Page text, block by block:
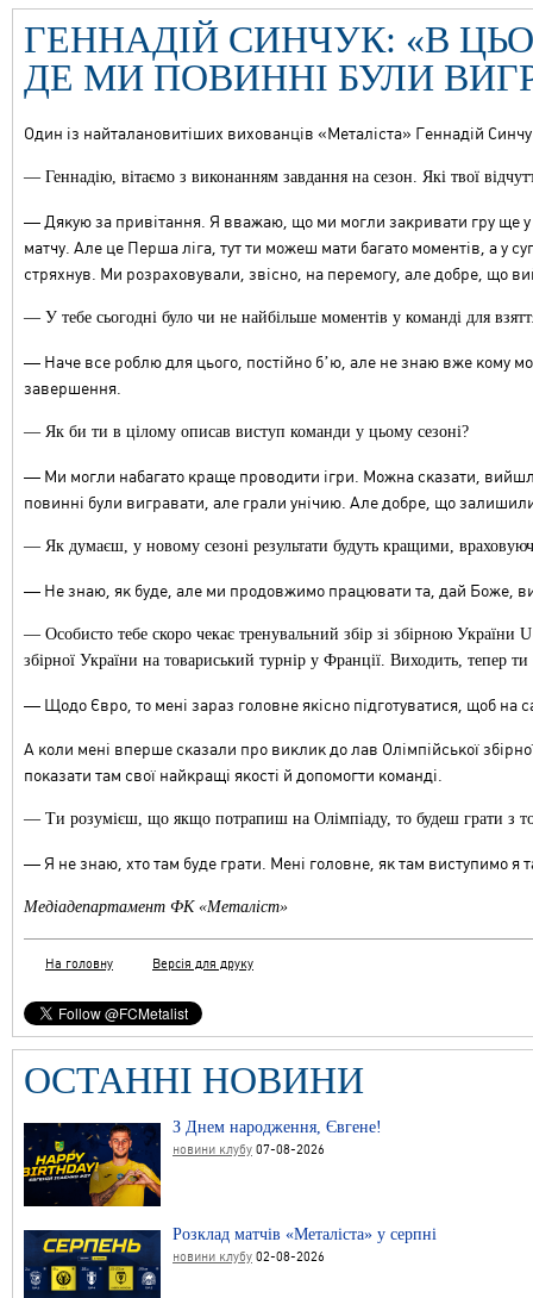
ГЕННАДІЙ СИНЧУК: «В
ДЕ МИ ПОВИННІ БУЛИ
Один із найталановитіших вихованців «Металіста» Геннадій
— Геннадію, вітаємо з виконанням завдання на сезон. Які твої
— Дякую за привітання. Я вважаю, що ми могли закривати гру ще
матчу. Але це Перша ліга, тут ти можеш мати багато моментів, а у
стряхнув. Ми розраховували, звісно, на перемогу, але добре, що
— У тебе сьогодні було чи не найбільше моментів у команді для
— Наче все роблю для цього, постійно бʼю, але не знаю вже кому
завершення.
— Як би ти в цілому описав виступ команди у цьому сезоні?
— Ми могли набагато краще проводити ігри. Можна сказати,
повинні були вигравати, але грали унічию. Але добре, що
— Як думаєш, у новому сезоні результати будуть кращими,
— Не знаю, як буде, але ми продовжимо працювати та, дай Боже,
— Особисто тебе скоро чекає тренувальний збір зі збірною
збірної України на товариський турнір у Франції. Виходить, тепер
— Щодо Євро, то мені зараз головне якісно підготуватися, щоб на
А коли мені вперше сказали про виклик до лав Олімпійської
показати там свої найкращі якості й допомогти команді.
— Ти розумієш, що якщо потрапиш на Олімпіаду, то будеш грати з
— Я не знаю, хто там буде грати. Мені головне, як там виступимо я
Медіадепартамент ФК «Металіст»
На головну Версія для друку
ОСТАННІ НОВИНИ
З Днем народження, Євгене!
новини клубу 07-08-2026
Розклад матчів «Металіста» у серпні
новини клубу 02-08-2026